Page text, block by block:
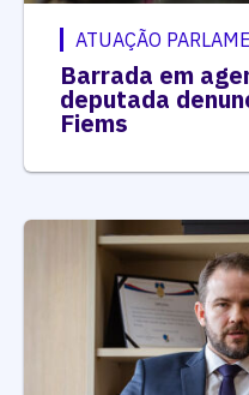
ATUAÇÃO
Barrada em
deputada
Fiems